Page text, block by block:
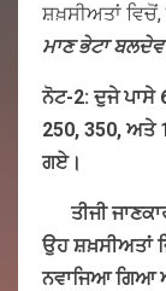
ਸ਼ਖ਼ਸੀਅਤਾਂ
ਮਾਣ ਭੇਟਾ ਬਲਦੇਵ
ਨੋਟ-2: ਦੁਜੇ ਪਾਸੇ
250, 350, ਅਤੇ
ਗਏ।
ਤੀਜੀ
ਉਹ ਸ਼ਖ਼ਸੀਅਤਾਂ
ਨਵਾਜਿਆ ਗਿਆ